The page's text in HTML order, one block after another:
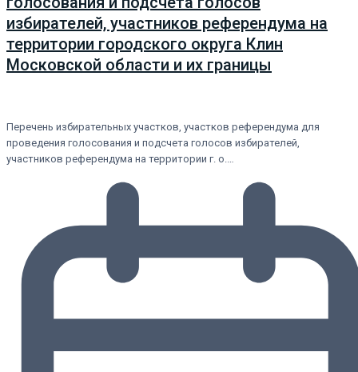
избирателей, участников референдума на
территории городского округа Клин
Московской области и их границы
Перечень избирательных участков, участков референдума для
проведения голосования и подсчета голосов избирателей,
участников референдума на территории г. о.…